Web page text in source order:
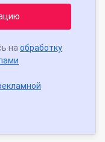
на обработку